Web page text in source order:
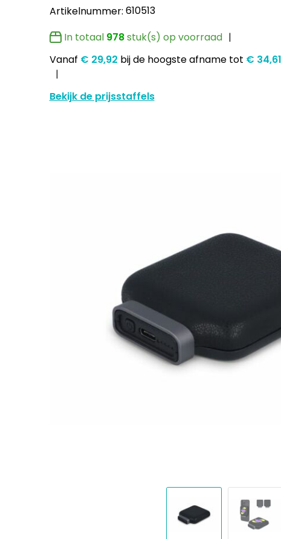
Artikelnummer: 610513
In totaal 978stuk(s) op voorraad
Vanaf € 29,92 bij de hoogste afnametot € 34,61
Bekijk de prijsstaffels